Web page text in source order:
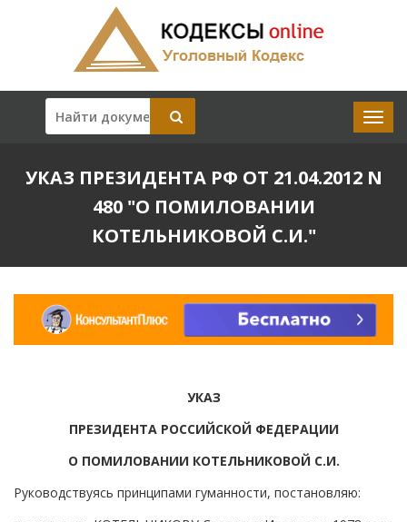
УКАЗ ПРЕЗИДЕНТА РФ ОТ 21.04.2012 N
480 "О ПОМИЛОВАНИИ
КОТЕЛЬНИКОВОЙ С.И."
УКАЗ
ПРЕЗИДЕНТА РОССИЙСКОЙ ФЕДЕРАЦИИ
О ПОМИЛОВАНИИ КОТЕЛЬНИКОВОЙ С.И.
Руководствуясь принципами гуманности, постановляю: